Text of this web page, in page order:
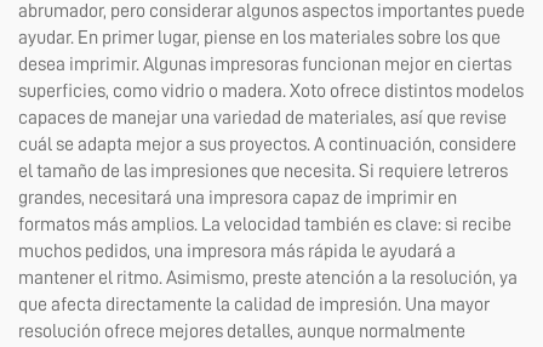
abrumador, pero considerar algunos aspectos importantes puede
ayudar. En primer lugar, piense en los materiales sobre los que
desea imprimir. Algunas impresoras funcionan mejor en ciertas
superficies, como vidrio o madera. Xoto ofrece distintos modelos
capaces de manejar una variedad de materiales, así que revise
cuál se adapta mejor a sus proyectos. A continuación, considere
el tamaño de las impresiones que necesita. Si requiere letreros
grandes, necesitará una impresora capaz de imprimir en
formatos más amplios. La velocidad también es clave: si recibe
muchos pedidos, una impresora más rápida le ayudará a
mantener el ritmo. Asimismo, preste atención a la resolución, ya
que afecta directamente la calidad de impresión. Una mayor
resolución ofrece mejores detalles, aunque normalmente